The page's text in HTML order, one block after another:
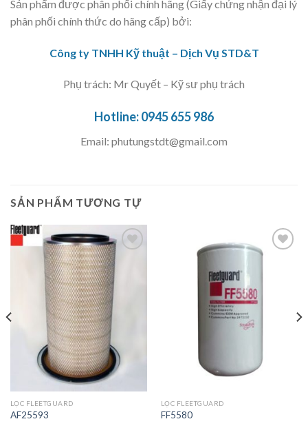
Sản phẩm được phân phối chính hãng (Giấy chứng nhận đại lý
phân phối chính thức do hãng cấp) bởi:
Công ty TNHH Kỹ thuật – Dịch Vụ STD&T
Phụ trách: Mr Quyết – Kỹ sư phụ trách
Hotline:0945 655 986
Email: phutungstdt@gmail.com
SẢN PHẨM TƯƠNG TỰ
Add to
Wishlist
LỌC FLEETGUARD
AF25593
LỌC FLEETGUARD
FF5580